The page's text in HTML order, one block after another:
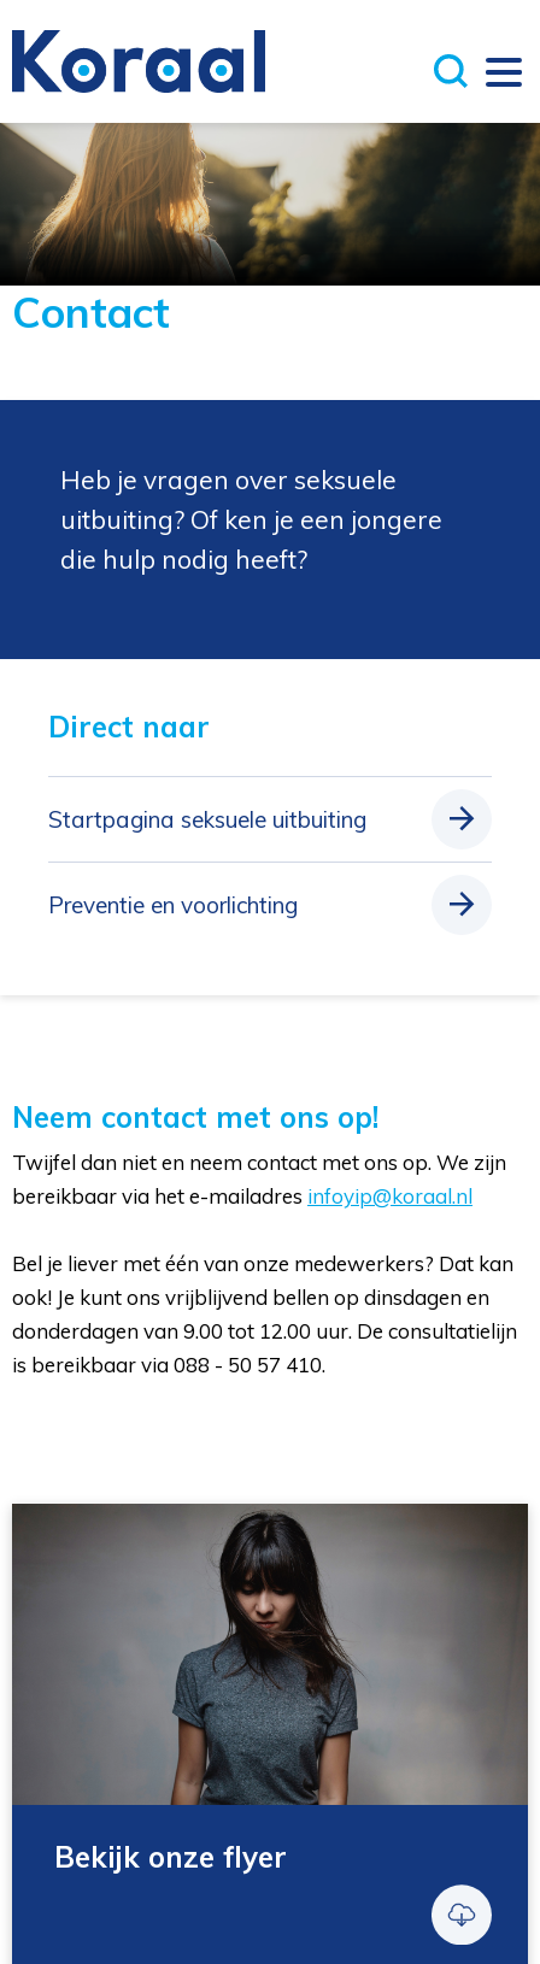
Contact
Heb je vragen over seksuele
uitbuiting? Of ken je een jongere
die hulp nodig heeft?
Direct naar
Startpagina seksuele uitbuiting
Preventie en voorlichting
Neem contact met ons op!
Twijfel dan niet en neem contact met ons op. We zijn
bereikbaar via het e-mailadres infoyip@koraal.nl
Bel je liever met één van onze medewerkers? Dat kan
ook! Je kunt ons vrijblijvend bellen op dinsdagen en
donderdagen van 9.00 tot 12.00 uur. De consultatielijn
is bereikbaar via 088 - 50 57 410.
Bekijk onze flyer